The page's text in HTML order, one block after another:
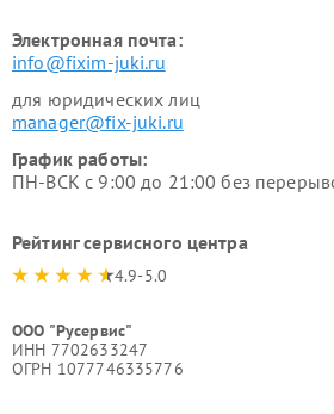
Электронная почта:
info@fixim-juki.ru
для юридических лиц
manager@fix-juki.ru
График работы:
ПН-ВСК с 9:00 до 21:00 без
Рейтинг сервисного центра
4.9-5.0
ООО "Русервис"
ИНН 7702633247
ОГРН 1077746335776